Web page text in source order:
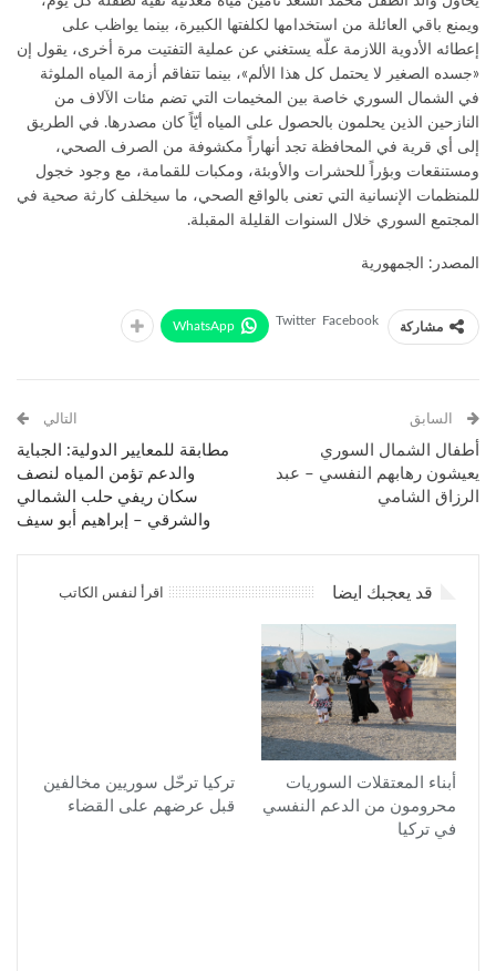
ويمنع باقي العائلة من استخدامها لكلفتها الكبيرة، بينما يواظب على
إعطائه الأدوية اللازمة علّه يستغني عن عملية التفتيت مرة أخرى، يقول إن
«جسده الصغير لا يحتمل كل هذا الألم»، بينما تتفاقم أزمة المياه الملوثة
في الشمال السوري خاصة بين المخيمات التي تضم مئات الآلاف من
النازحين الذين يحلمون بالحصول على المياه أيّاً كان مصدرها. في الطريق
إلى أي قرية في المحافظة تجد أنهاراً مكشوفة من الصرف الصحي،
ومستنقعات وبؤراً للحشرات والأوبئة، ومكبات للقمامة، مع وجود خجول
للمنظمات الإنسانية التي تعنى بالواقع الصحي، ما سيخلف كارثة صحية في
المجتمع السوري خلال السنوات القليلة المقبلة.
المصدر: الجمهورية
مشاركة Facebook
Twitter
WhatsApp
السابق
أطفال الشمال السوري
يعيشون رهابهم النفسي – عبد
الرزاق الشامي
التالي
مطابقة للمعايير الدولية: الجباية
والدعم تؤمن المياه لنصف
سكان ريفي حلب الشمالي
والشرقي – إبراهيم أبو سيف
قد يعجبك ايضا اقرأ لنفس الكاتب
أبناء المعتقلات السوريات
محرومون من الدعم النفسي
في تركيا
تركيا ترحّل سوريين مخالفين
قبل عرضهم على القضاء